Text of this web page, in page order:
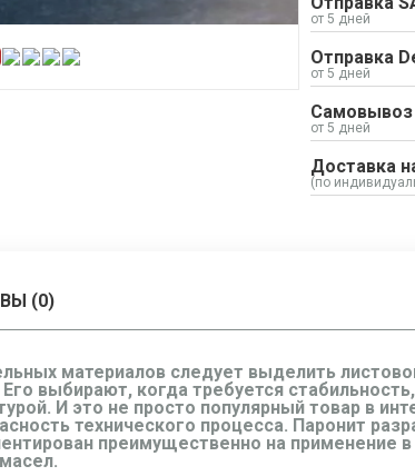
от 5 дней
Отправка
от 5 дней
Самовывоз
от 5 дней
Доставка
(по
(0)
материалов следует выделить
выбирают, когда требуется
И это не просто популярный товар в
технического процесса. Паронит
преимущественно на применение